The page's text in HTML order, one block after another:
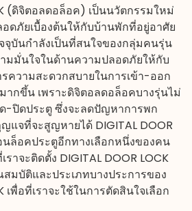
(ดิจิตอลดอล็อค) เป็นนวัตกรรมใหม่
ดภัยเบื้องต้นให้กับบ้านพักที่อยู่อาศัย
บันกำลังเป็นที่สนใจของกลุ่มคนรุ่น
มมั่นใจในด้านความปลอดภัยให้กับ
ความสะดวกสบายในการเข้า-ออก
ากขึ้น เพราะดิจิตอลดอล็อคบางรุ่นไม่
-ปิดประตู ซึ่งจะลดปัญหาการพก
แจที่จะสูญหายได้ DIGITAL DOOR
นล็อคประตูอีกทางเลือกหนึ่งของคน
าจะติดตั้ง DIGITAL DOOR LOCK
มบัติและประเภทบางประการของ
เพื่อที่เราจะใช้ในการตัดสินใจเลือก